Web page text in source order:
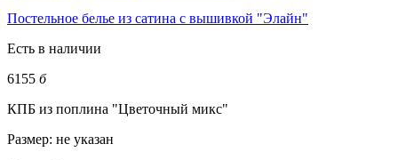
Постельное белье из сатина с вышивкой "Элайн"
Есть в наличии
6155 б
КПБ из поплина "Цветочный микс"
Размер: не указан